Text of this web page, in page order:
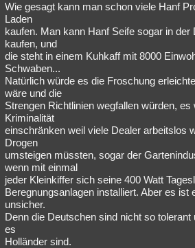
Wie gesagt kann man schon viele Hanf
Laden
kaufen. Man kann Hanf Seife sogar in der
kaufen, und
die steht in einem Kuhkaff mit 8000
Schwaben...
Natürlich würde es die Froschung
wäre und die
Strengen Richtlinien wegfallen würden, es
Kriminalität
einschränken weil viele Dealer arbeitslos
Drogen
umsteigen müssten, sogar der
wenn mit einmal
jeder Kleinkiffer sich seine 400 Watt
Beregnungsanlagen installiert. Aber es ist
unsicher.
Denn die Deutschen sind nicht so
es
Holländer sind.